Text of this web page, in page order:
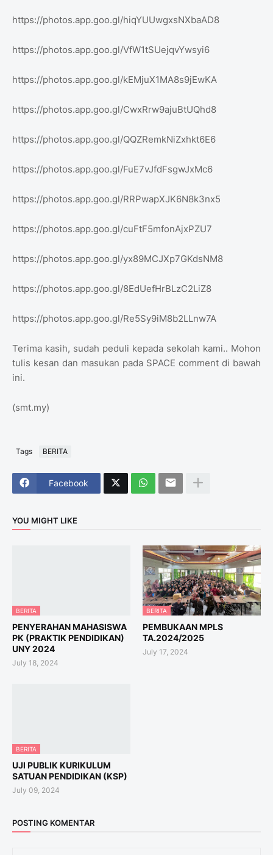
https://photos.app.goo.gl/hiqYUUwgxsNXbaAD8
https://photos.app.goo.gl/VfW1tSUejqvYwsyi6
https://photos.app.goo.gl/kEMjuX1MA8s9jEwKA
https://photos.app.goo.gl/CwxRrw9ajuBtUQhd8
https://photos.app.goo.gl/QQZRemkNiZxhkt6E6
https://photos.app.goo.gl/FuE7vJfdFsgwJxMc6
https://photos.app.goo.gl/RRPwapXJK6N8k3nx5
https://photos.app.goo.gl/cuFtF5mfonAjxPZU7
https://photos.app.goo.gl/yx89MCJXp7GKdsNM8
https://photos.app.goo.gl/8EdUefHrBLzC2LiZ8
https://photos.app.goo.gl/Re5Sy9iM8b2LLnw7A
Terima kasih, sudah peduli kepada sekolah kami.. Mohon
tulis kesan dan masukan pada SPACE comment di bawah
ini.
(smt.my)
Tags BERITA
Facebook
YOU MIGHT LIKE
BERITA
PENYERAHAN MAHASISWA
PK (PRAKTIK PENDIDIKAN)
UNY 2024
July 18, 2024
BERITA
PEMBUKAAN MPLS
TA.2024/2025
July 17, 2024
BERITA
UJI PUBLIK KURIKULUM
SATUAN PENDIDIKAN (KSP)
July 09, 2024
POSTING KOMENTAR